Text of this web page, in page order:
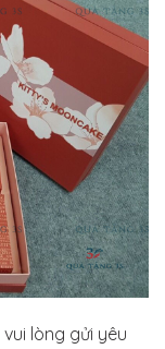
vui lòng gửi yêu